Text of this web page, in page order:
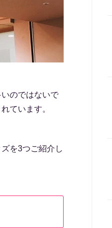
のではないで
ています。
を3つご紹介し